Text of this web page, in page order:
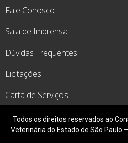
Fale Conosco
Sala de Imprensa
Dúvidas Frequentes
Licitações
Carta de Serviços
Todos os direitos reservados ao
Veterinária do Estado de São Paulo